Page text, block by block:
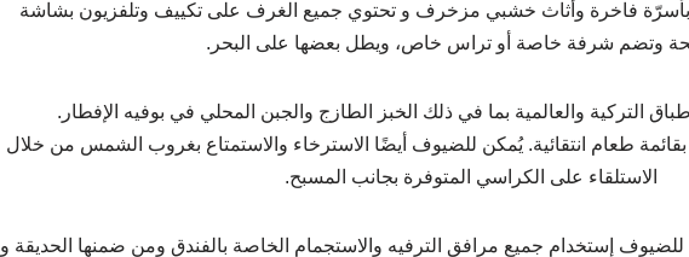
بأسرّة فاخرة وأثاث خشبي مزخرف و تحتوي جميع الغرف على تكييف وتلفزيون بشاشة
وتضم شرفة خاصة أو تراس خاص، ويطل بعضها على البحر.
التركية والعالمية بما في ذلك الخبز الطازج والجبن المحلي في بوفيه الإفطار.
بقائمة طعام انتقائية. يُمكن للضيوف أيضًا الاسترخاء والاستمتاع بغروب الشمس من خلال
الاستلقاء على الكراسي المتوفرة بجانب المسبح.
للضيوف إستخدام جميع مرافق الترفيه والاستجمام الخاصة بالفندق ومن ضمنها الحديقة و